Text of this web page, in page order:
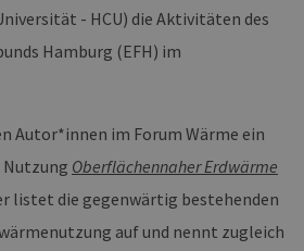
- HCU) die Aktivitäten des
Hamburg (EFH) im
Autor*innen im Forum Wärme ein
Oberflächennaher Erdwärme
listet die gegenwärtig bestehenden
auf und nennt zugleich